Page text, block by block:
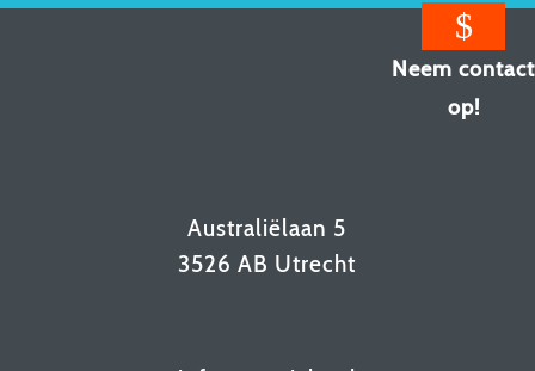
$
Neem contact
op!
Australiëlaan 5
3526 AB Utrecht